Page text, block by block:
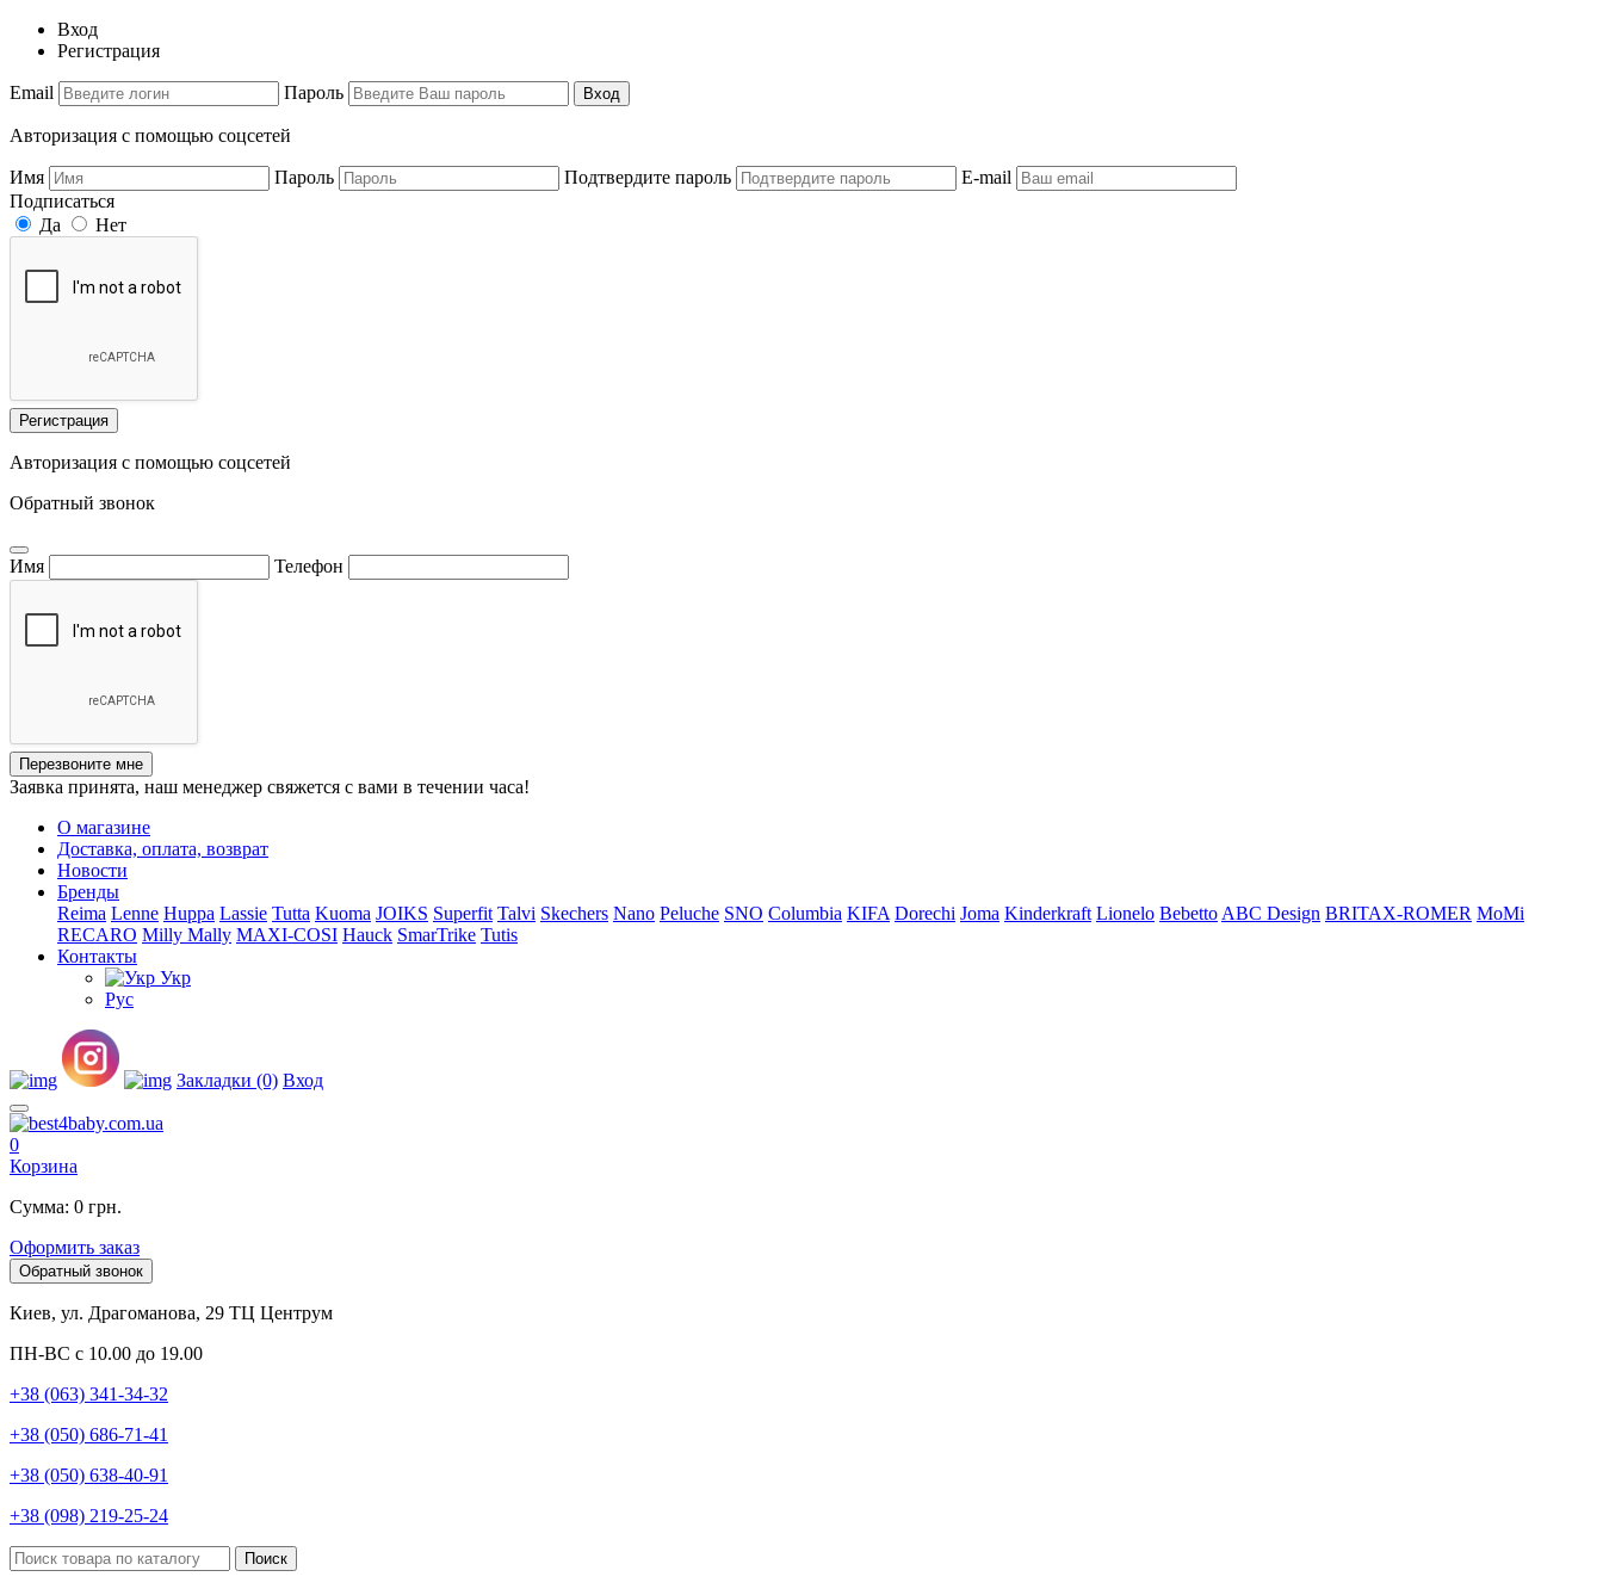
Вход
Регистрация
Email Пароль Вход
Авторизация с помощью соцсетей
Имя Пароль Подтвердите пароль
E-mail
Подписаться
Да
Нет
Регистрация
Авторизация с помощью соцсетей
Обратный звонок
Имя Телефон
Перезвоните мне
Заявка принята, наш менеджер свяжется с вами в течении часа!
О магазине
Доставка, оплата, возврат
Новости
Бренды
Reima Lenne Huppa Lassie Tutta Kuoma JOIKS Superfit Talvi Skechers Nano Peluche SNO Columbia KIFA Dorechi Joma Kinderkraft Lionelo Bebetto ABC Design BRITAX-ROMER MoMi
RECARO Milly Mally MAXI-COSI Hauck SmarTrike Tutis
Контакты
Укр
Рус
Закладки (0) Вход
0
Корзина
Сумма: 0 грн.
Оформить заказ
Обратный звонок
Киев, ул. Драгоманова, 29 ТЦ Центрум
ПН-ВС с 10.00 до 19.00
+38 (063) 341-34-32
+38 (050) 686-71-41
+38 (050) 638-40-91
+38 (098) 219-25-24
Поиск